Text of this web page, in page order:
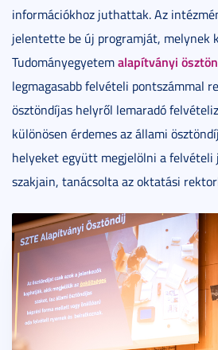
információkhoz juthattak. Az
jelentette be új programját, melynek
Tudományegyetemalapítványi
legmagasabb felvételi pontszámmal
ösztöndíjas helyről lemaradó
különösen érdemes az állami
helyeket együtt megjelölni a felvételi
szakjain, tanácsolta az oktatási